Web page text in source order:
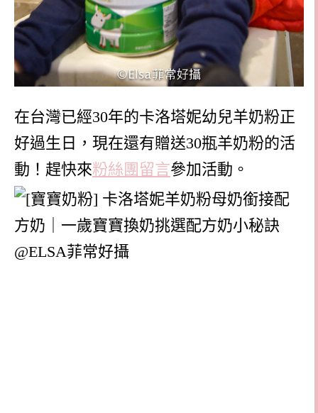
在台灣已經30年的卡洛塔妮幼兒羊奶粉正
好過生日，現在還有贈送30瓶羊奶粉的活
動！趕快來粉絲團留言參加活動。